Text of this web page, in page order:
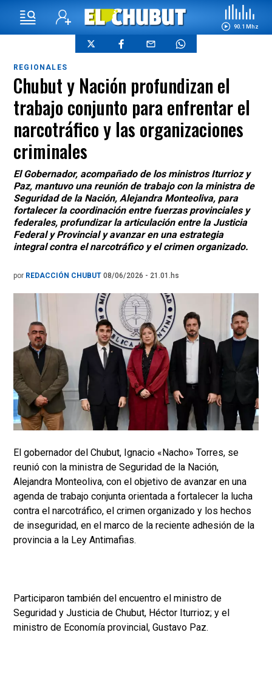
90.1 Mhz
REGIONALES
Chubut y Nación profundizan el
trabajo conjunto para enfrentar el
narcotráfico y las organizaciones
criminales
El Gobernador, acompañado de los ministros Iturrioz y
Paz, mantuvo una reunión de trabajo con la ministra de
Seguridad de la Nación, Alejandra Monteoliva, para
fortalecer la coordinación entre fuerzas provinciales y
federales, profundizar la articulación entre la Justicia
Federal y Provincial y avanzar en una estrategia
integral contra el narcotráfico y el crimen organizado.
por REDACCIÓN CHUBUT 08/06/2026 - 21.01.hs
El gobernador del Chubut, Ignacio «Nacho» Torres, se
reunió con la ministra de Seguridad de la Nación,
Alejandra Monteoliva, con el objetivo de avanzar en una
agenda de trabajo conjunta orientada a fortalecer la lucha
contra el narcotráfico, el crimen organizado y los hechos
de inseguridad, en el marco de la reciente adhesión de la
provincia a la Ley Antimafias.
Participaron también del encuentro el ministro de
Seguridad y Justicia de Chubut, Héctor Iturrioz; y el
ministro de Economía provincial, Gustavo Paz.